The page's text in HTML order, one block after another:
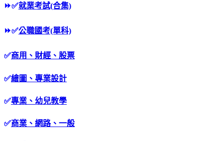
⏩✅就業考試(合集)
⏩✅公職國考(單科)
✅商用、財經、股票
✅繪圖、專業設計
✅專業、幼兒教學
✅商業、網路、一般